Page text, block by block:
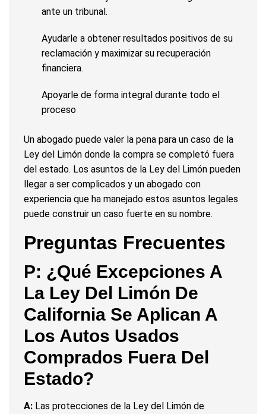
ante un tribunal.
Ayudarle a obtener resultados positivos de su
reclamación y maximizar su recuperación
financiera.
Apoyarle de forma integral durante todo el
proceso
Un abogado puede valer la pena para un caso de la
Ley del Limón donde la compra se completó fuera
del estado. Los asuntos de la Ley del Limón pueden
llegar a ser complicados y un abogado con
experiencia que ha manejado estos asuntos legales
puede construir un caso fuerte en su nombre.
Preguntas Frecuentes
P: ¿Qué Excepciones A
La Ley Del Limón De
California Se Aplican A
Los Autos Usados
Comprados Fuera Del
Estado?
A: Las protecciones de la Ley del Limón de